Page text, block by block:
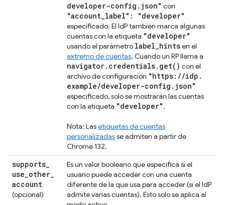
developer-config . json" con
"account_label": "developer"
especificado. El IdP también marca algunas
cuentas con la etiqueta "developer"
usando el parámetro label_hintsen el
extremo de cuentas. Cuando un RP llama a
navigator. credentials. get( ) con el
archivo de configuración "https: //idp .
example/developer-config . json"
especificado, solo se mostrarán las cuentas
con la etiqueta "developer".
Nota: Lasetiquetas de cuentas
personalizadasse admiten a partir de
Chrome 132.
supports_
use_other_
account
(opcional)
Es un valor booleano que especifica si el
usuario puede acceder con una cuenta
diferente de la que usa para acceder (si el IdP
admite varias cuentas). Esto solo se aplica al